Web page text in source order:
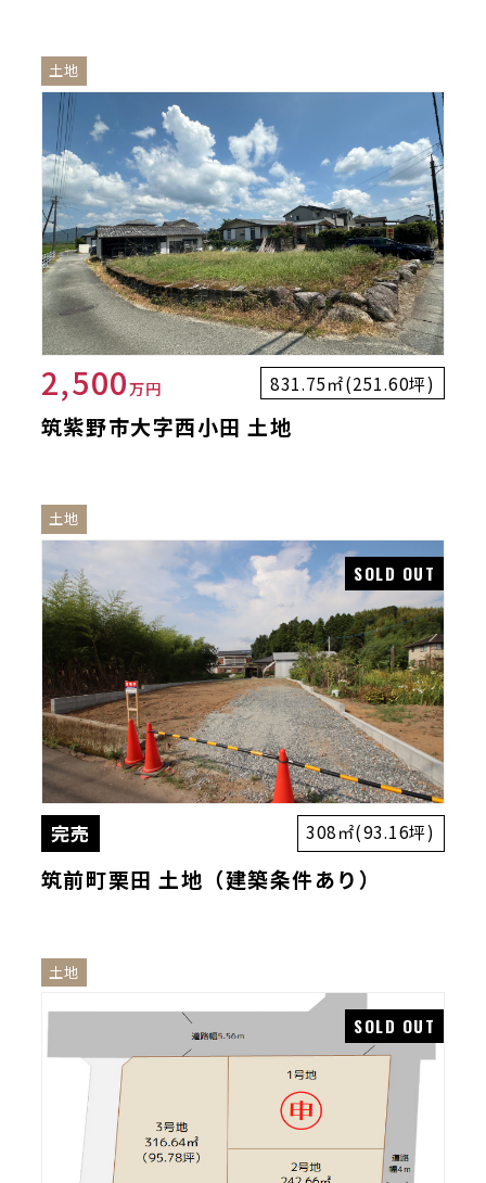
土地
2,500万円 831.75㎡(251.60坪)
筑紫野市大字西小田 土地
土地
完売 308㎡(93.16坪)
筑前町栗田 土地（建築条件あり）
土地